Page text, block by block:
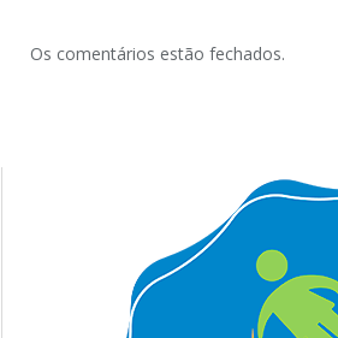
Os comentários estão fechados.